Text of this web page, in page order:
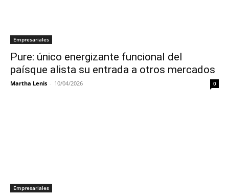
Empresariales
Pure: único energizante funcional del
paísque alista su entrada a otros mercados
Martha Lenis - 10/04/2026 0
Empresariales